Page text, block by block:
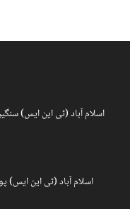
اسلام آباد (ٹی این ایس)